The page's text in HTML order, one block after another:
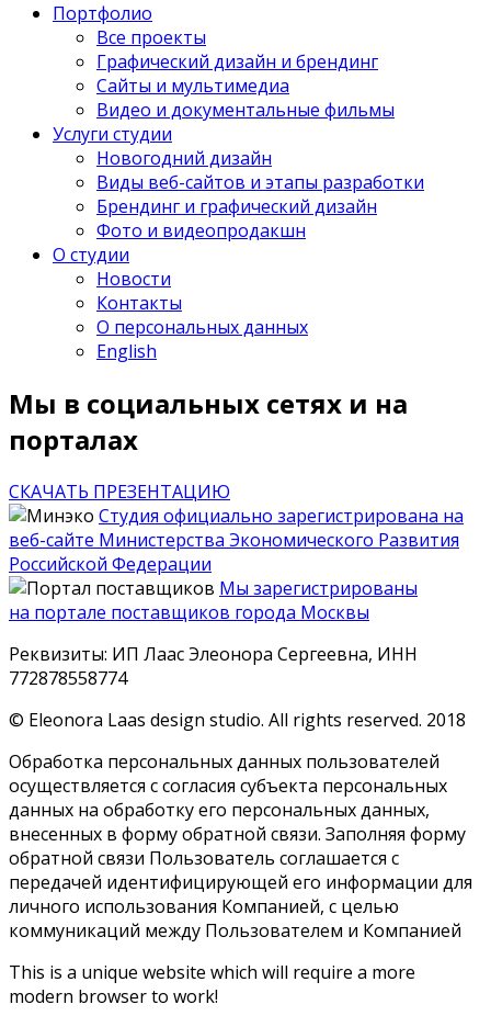
Портфолио
Все проекты
Графический дизайн и брендинг
Сайты и мультимедиа
Видео и документальные фильмы
Услуги студии
Новогодний дизайн
Виды веб-сайтов и этапы разработки
Брендинг и графический дизайн
Фото и видеопродакшн
О студии
Новости
Контакты
О персональных данных
English
Мы в социальных сетях и на
порталах
СКАЧАТЬ ПРЕЗЕНТАЦИЮ
Студия официально зарегистрирована на
веб-сайте Министерства Экономического Развития
Российской Федерации
Мы зарегистрированы
на портале поставщиков города Москвы
Реквизиты: ИП Лаас Элеонора Сергеевна, ИНН
772878558774
© Eleonora Laas design studio. All rights reserved. 2018
Обработка персональных данных пользователей
осуществляется с согласия субъекта персональных
данных на обработку его персональных данных,
внесенных в форму обратной связи. Заполняя форму
обратной связи Пользователь соглашается с
передачей идентифицирующей его информации для
личного использования Компанией, с целью
коммуникаций между Пользователем и Компанией
This is a unique website which will require a more
modern browser to work!